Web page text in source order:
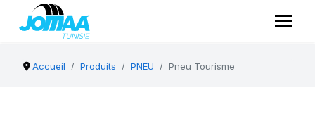
Accueil Produits PNEU Pneu Tourisme